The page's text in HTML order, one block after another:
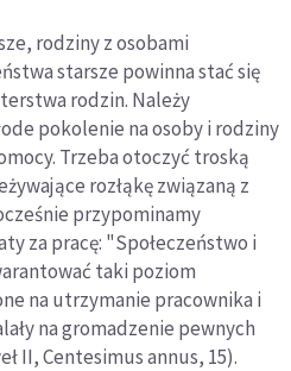
rodziny z osobami
starsze powinna stać się
rodzin. Należy
pokolenie na osoby i rodziny
Trzeba otoczyć troską
rozłąkę związaną z
przypominamy
za pracę: "Społeczeństwo i
taki poziom
na utrzymanie pracownika i
na gromadzenie pewnych
II, Centesimus annus, 15).